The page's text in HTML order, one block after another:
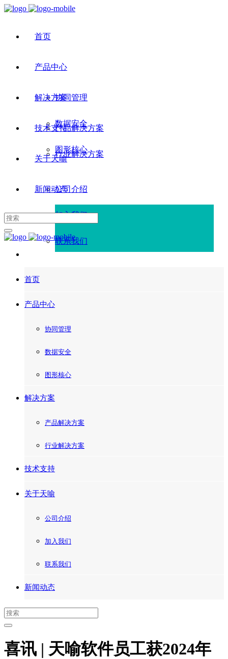
首页
产品中心
协同管理
数据安全
图形核心
解决方案
产品解决方案
行业解决方案
技术支持
关于天喻
公司介绍
加入我们
联系我们
新闻动态
首页
产品中心
协同管理
数据安全
图形核心
解决方案
产品解决方案
行业解决方案
技术支持
关于天喻
公司介绍
加入我们
联系我们
新闻动态
喜讯 | 天喻软件员工获2024年